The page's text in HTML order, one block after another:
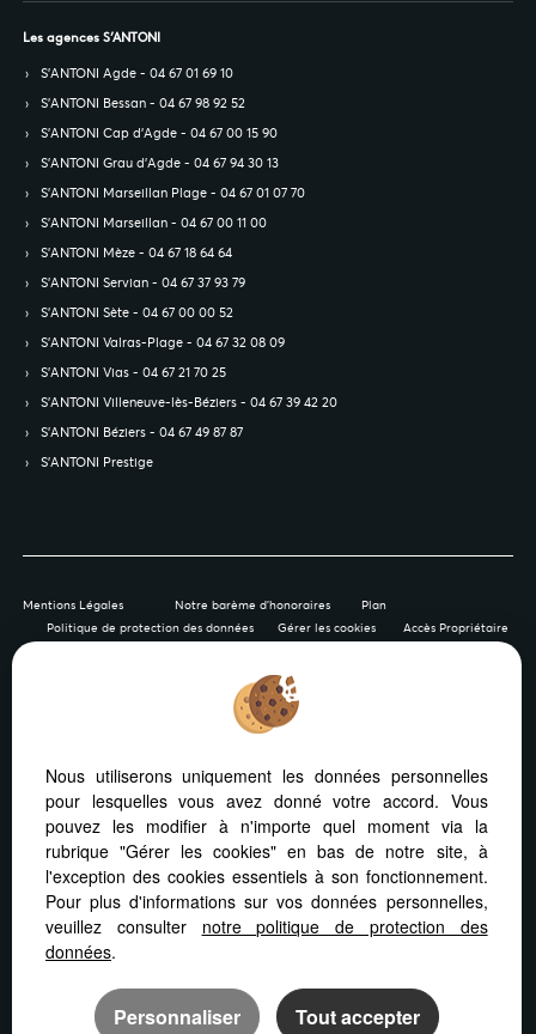
Les agences S’ANTONI
S’ANTONI Agde - 04 67 01 69 10
S’ANTONI Bessan - 04 67 98 92 52
S’ANTONI Cap d'Agde - 04 67 00 15 90
S’ANTONI Grau d'Agde - 04 67 94 30 13
S’ANTONI Marseillan Plage - 04 67 01 07 70
S’ANTONI Marseillan - 04 67 00 11 00
S’ANTONI Mèze - 04 67 18 64 64
S’ANTONI Servian - 04 67 37 93 79
S’ANTONI Sète - 04 67 00 00 52
S’ANTONI Valras-Plage - 04 67 32 08 09
S’ANTONI Vias - 04 67 21 70 25
S’ANTONI Villeneuve-lès-Béziers - 04 67 39 42 20
S’ANTONI Béziers - 04 67 49 87 87
S’ANTONI Prestige
Mentions Légales Notre barème d'honoraires
Plan
Politique de protection des données
Gérer les cookies Accès Propriétaire
Afin de vous offrir un confort de lecture permanent, depuis
votre PC, votre tablette ou votre smartphone, notre site
s’adapte automatiquement aux différents types d'écrans
Logiciel immobilier Adapt Immo
Nous utiliserons uniquement les données personnelles
pour lesquelles vous avez donné votre accord. Vous
pouvez les modifier à n'importe quel moment via la
rubrique "Gérer les cookies" en bas de notre site, à
l'exception des cookies essentiels à son fonctionnement.
Pour plus d'informations sur vos données personnelles,
veuillez consulter notre politique de protection des
données.
Personnaliser Tout accepter